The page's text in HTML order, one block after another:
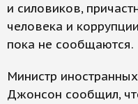
и силовиков,
человека и
пока не сообщаются.
Министр
Джонсон сообщил,